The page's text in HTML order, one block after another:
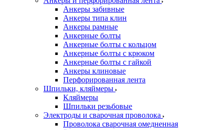
Анкеры забивные
Анкеры типа клин
Анкеры рамные
Анкерные болты
Анкерные болты с кольцом
Анкерные болты с крюком
Анкерные болты с гайкой
Анкеры клиновые
Перфорированная лента
Шпильки, кляймеры
Кляймеры
Шпильки резьбовые
Электроды и сварочная проволока
Проволока сварочная омедненная